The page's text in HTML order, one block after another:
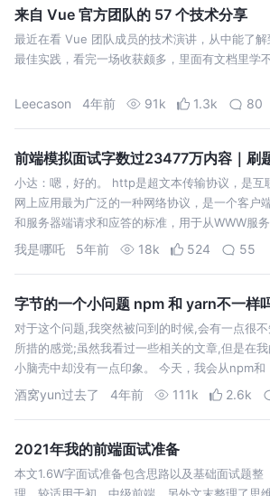
来自 Vue 官方团队的 57 个技术分享
最近在看 Vue 团队成员的技术演讲，从中能了
最佳实践，看完一场收获颇多，里面有文档里学
Leecason 4年前 91k 1.3k 80
前端模拟面试字数过23477万内容｜刷
小达：嗯，好的。 http是超文本传输协议，是互
网上应用最为广泛的一种网络协议，是一个客户
和服务器端请求和应答的标准，用于从WWW服
传输超文本到本地浏览器的传输协议，它可以使浏
我是哪吒 5年前 18k 524 55
字节的一个小问题 npm 和 yarn不一样
对于这个问题,我突然被问到的时候,会有一点很不
所措的感觉;虽然我看过一些相关的文章,但是在我
小脑壳中却没有一点印象。 今天，我会从npm和
yarn的出现，版本的变化和优化，安装原理和在
酒窝yun过去了 4年前 111k 2.6k
2021年我的前端面试准备
本文1.6W字面试准备包含思路以及基础面试题整